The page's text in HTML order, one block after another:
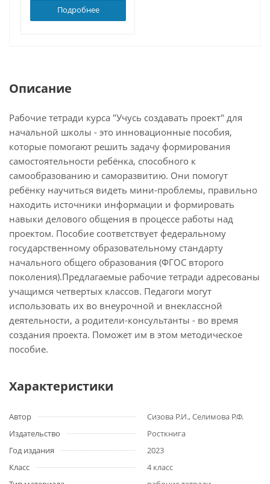
Подробнее
Описание
Рабочие тетради курса "Учусь создавать проект" для
начальной школы - это инновационные пособия,
которые помогают решить задачу формирования
самостоятельности ребёнка, способного к
самообразованию и саморазвитию. Они помогут
ребёнку научиться видеть мини-проблемы, правильно
находить источники информации и формировать
навыки делового общения в процессе работы над
проектом. Пособие соответствует федеральному
государственному образовательному стандарту
начального общего образования (ФГОС второго
поколения).Предлагаемые рабочие тетради адресованы
учащимся четвертых классов. Педагоги могут
использовать их во внеурочной и внеклассной
деятельности, а родители-консультанты - во время
создания проекта. Поможет им в этом методическое
пособие.
Характеристики
Автор
Сизова Р.И., Селимова Р.Ф.
Издательство
Росткнига
Год издания
2023
Класс
4 класс